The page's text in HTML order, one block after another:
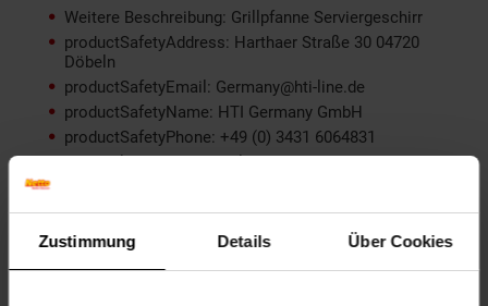
Zustimmung Details Über Cookies
Weitere Beschreibung: Grillpfanne Serviergeschirr
productSafetyAddress: Harthaer Straße 30 04720
Döbeln
productSafetyEmail: Germany@hti-line.de
productSafetyName: HTI Germany GmbH
productSafetyPhone: +49 (0) 3431 6064831
Set-Größe (Teile): 2-teilig
Durchmesser (cm): 18 cm